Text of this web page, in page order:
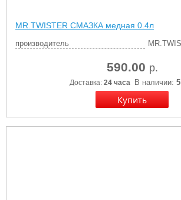
MR.TWISTER СМАЗКА медная 0.4л
производитель
590.00 р.
Доставка: 24 часа В наличии: